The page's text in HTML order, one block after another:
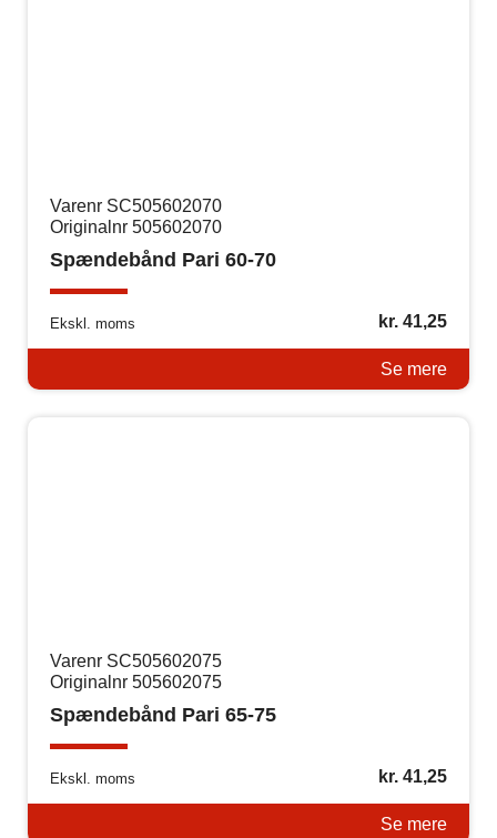
Varenr SC505602070
Originalnr 505602070
Spændebånd Pari 60-70
Ekskl. moms kr.41,25
Se mere
Varenr SC505602075
Originalnr 505602075
Spændebånd Pari 65-75
Ekskl. moms kr.41,25
Se mere